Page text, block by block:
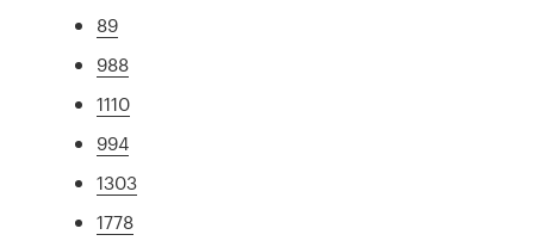
89
988
1110
994
1303
1778